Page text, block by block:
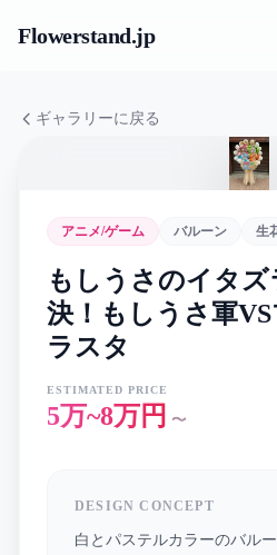
Flowerstand.jp
ギャラリーに戻る
アニメ/ゲーム バルーン 生
もしうさのイタ
決！もしうさ軍
ラスタ
ESTIMATED PRICE
5万~8万円 〜
DESIGN CONCEPT
白とパステルカラーのバル